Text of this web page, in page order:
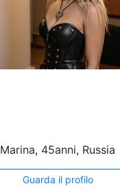
Marina, 45anni, Russia
Guarda il profilo